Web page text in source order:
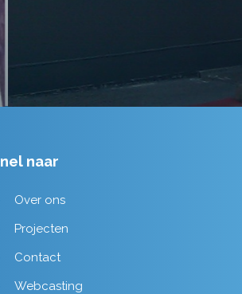
naar
Over ons
Projecten
Contact
Webcasting